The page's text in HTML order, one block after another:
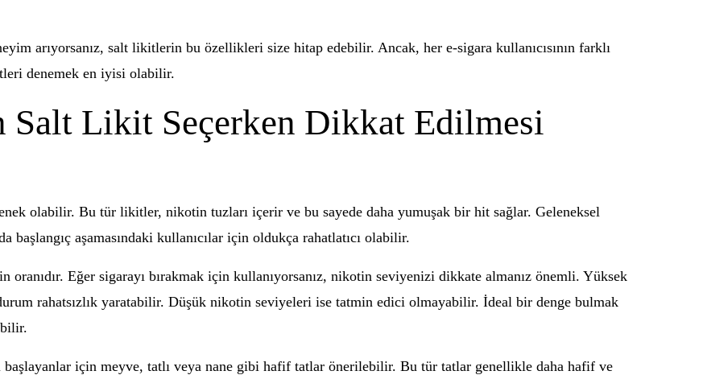
arıyorsanız, salt likitlerin bu özellikleri size hitap edebilir. Ancak, her e-sigara kullanıcısının farklı
denemek en iyisi olabilir.
Salt Likit Seçerken Dikkat Edilmesi
olabilir. Bu tür likitler, nikotin tuzları içerir ve bu sayede daha yumuşak bir hit sağlar. Geleneksel
aşamasındaki kullanıcılar için oldukça rahatlatıcı olabilir.
Eğer sigarayı bırakmak için kullanıyorsanız, nikotin seviyenizi dikkate almanız önemli. Yüksek
rahatsızlık yaratabilir. Düşük nikotin seviyeleri ise tatmin edici olmayabilir. İdeal bir denge bulmak
için meyve, tatlı veya nane gibi hafif tatlar önerilebilir. Bu tür tatlar genellikle daha hafif ve